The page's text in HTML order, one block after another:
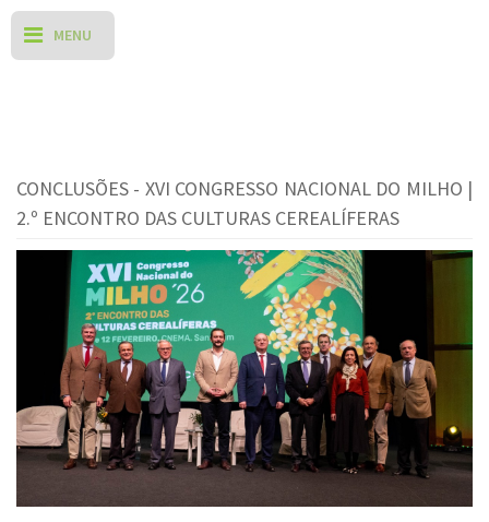
CONCLUSÕES - XVI CONGRESSO NACIONAL DO MILHO |
2.º ENCONTRO DAS CULTURAS CEREALÍFERAS